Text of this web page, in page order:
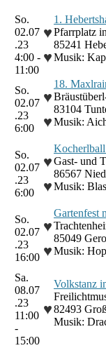
So.
02.07
.23
4:00 -
11:00
♥
♥
1.
Pfarrplatz
85241
Musik:
So.
02.07
.23
6:00
♥
♥
18.
83104
Musik:
So.
02.07
.23
6:00
♥
♥
Gast- und
86567
Musik:
So.
02.07
.23
16:00
♥
♥
Gartenfest
85049
Musik:
Sa.
08.07
.23
11:00
-
15:00
♥
Volkstanz
82493
Musik: